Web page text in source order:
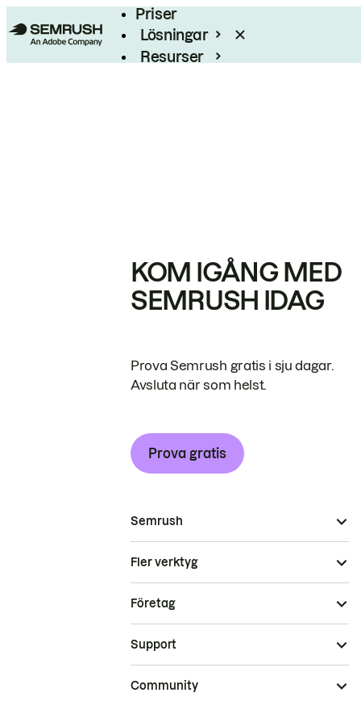
Priser
Lösningar
Resurser
KOM IGÅNG MED
SEMRUSH IDAG
Prova Semrush gratis i sju dagar.
Avsluta när som helst.
Prova gratis
Semrush
Fler verktyg
Företag
Support
Community